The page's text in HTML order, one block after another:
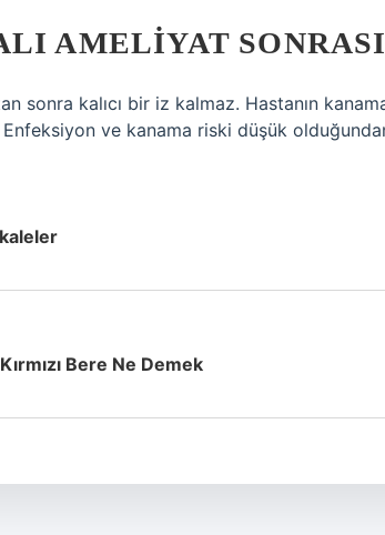
AMELIYAT
sonra kalıcı bir iz kalmaz. Hastanın
ve kanama riski düşük
Bere Ne Demek